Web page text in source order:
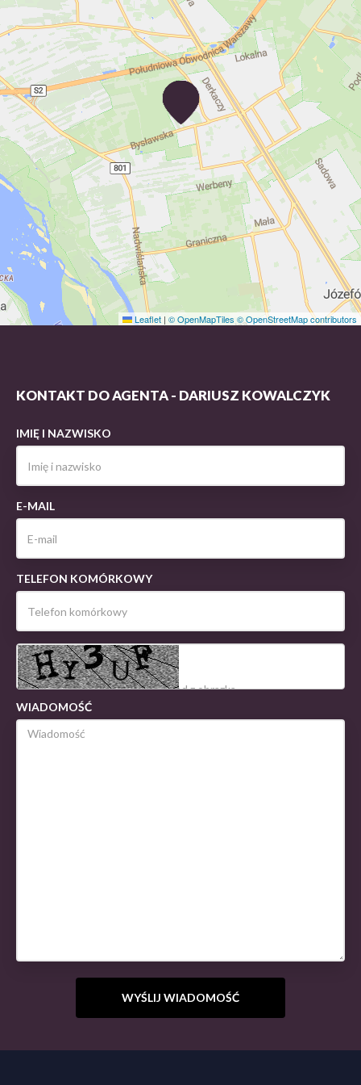
Leaflet | © OpenMapTiles © OpenStreetMap contributors
KONTAKT DO AGENTA - DARIUSZ KOWALCZYK
IMIĘ I NAZWISKO
E-MAIL
TELEFON KOMÓRKOWY
WIADOMOŚĆ